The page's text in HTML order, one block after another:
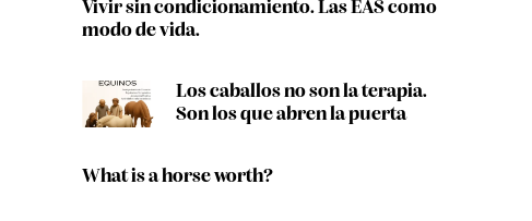
Vivir sin condicionamiento. Las EAS como
modo de vida.
Los caballos no son la terapia.
Son los que abren la puerta
What is a horse worth?